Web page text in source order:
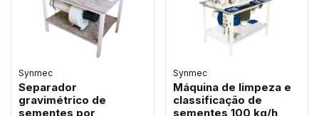
Synmec
Separador
gravimétrico de
sementes por
Synmec
Máquina de limpeza e
classificação de
sementes 100 kg/h